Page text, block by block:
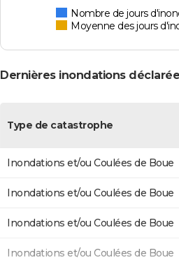
Nombre de jours
Moyenne des jours
Dernières inondations
Type de catastrophe
Inondations et/ou Coulées de Boue
Inondations et/ou Coulées de Boue
Inondations et/ou Coulées de Boue
Inondations et/ou Coulées de Boue